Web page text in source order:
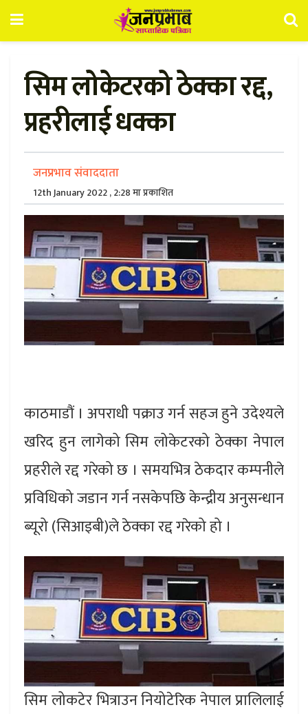
सिम लोकेटरको ठेक्का रद्द,
प्रहरीलाई धक्का
जनप्रभाव संवाददाता
12th January 2022 , 2:28 मा प्रकाशित
काठमाडौं । अपराधी पक्राउ गर्न सहज हुने उदेश्यले
खरिद हुन लागेको सिम लोकेटरको ठेक्का नेपाल
प्रहरीले रद्द गरेको छ । समयभित्र ठेकदार कम्पनीले
प्रविधिको जडान गर्न नसकेपछि केन्द्रीय अनुसन्धान
ब्यूरो (सिआइबी)ले ठेक्का रद्द गरेको हो ।
सिम लोकटेर भित्राउन नियोटेरिक नेपाल प्रालिलाई